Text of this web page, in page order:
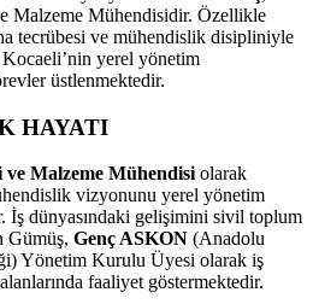
Malzeme Mühendisidir. Özellikle
tecrübesi ve mühendislik disipliniyle
yerel yönetim
üstlenmektedir.
HAYATI
Malzeme Mühendisi olarak
vizyonunu yerel yönetim
İş dünyasındaki gelişimini sivil toplum
Gümüş, Genç ASKON (Anadolu
Yönetim Kurulu Üyesi olarak iş
faaliyet göstermektedir.